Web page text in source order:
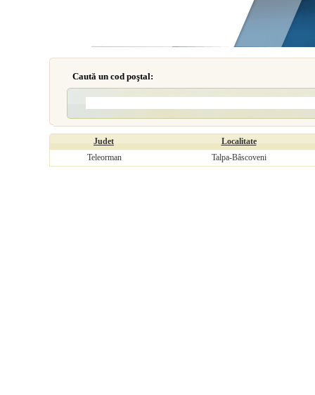
Caută un cod poştal:
Judet
Localitate
Teleorman
Talpa-Bâscoveni